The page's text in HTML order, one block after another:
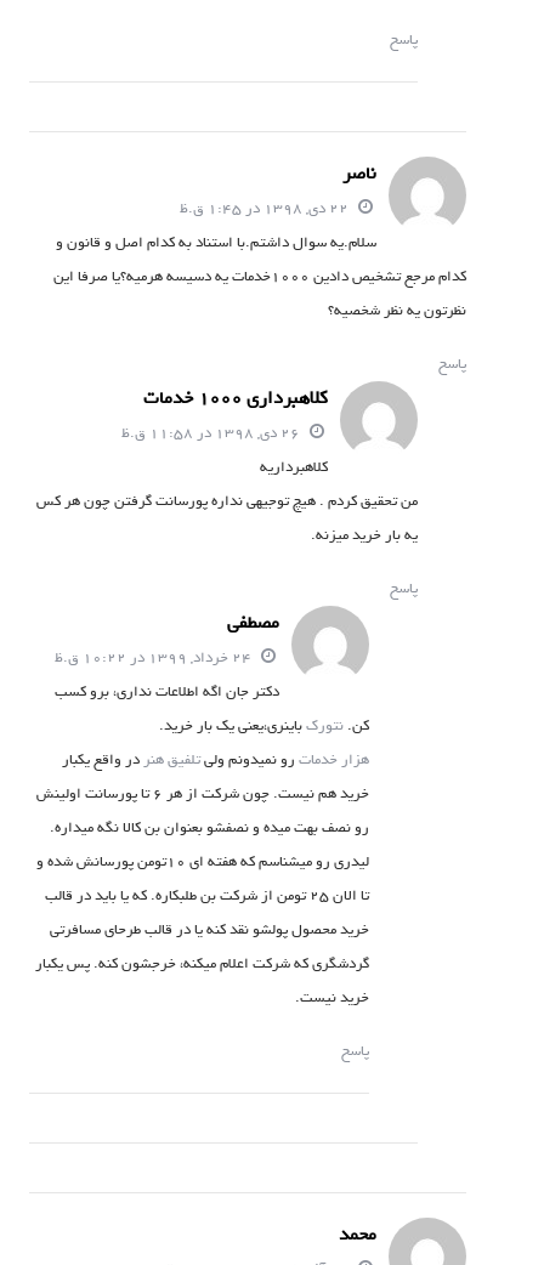
پاسخ
ناصر
سلام.یه سوال داشتم.با استناد به کدام اصل و قانون و
کدام مرجع تشخیص دادین 1000خدمات یه دسیسه هرمیه؟یا صرفا این
نظرتون یه نظر شخصیه؟
پاسخ
کلاهبرداری 1000 خدمات
کلاهبرداریه
من تحقیق کردم . هیچ توجیهی نداره پورسانت گرفتن چون هر کس
یه بار خرید میزنه.
پاسخ
مصطفی
دکتر جان اگه اطلاعات نداری، برو کسب
کن.نتورکباینری،یعنی یک بار خرید.
هزار خدمات رو نمیدونم ولیتلفیق هنر در واقع یکبار
خرید هم نیست. چون شرکت از هر 6 تا پورسانت اولینش
رو نصف بهت میده و نصفشو بعنوان بن کالا نگه میداره.
لیدری رو میشناسم که هفته ای 10تومن پورسانش شده و
تا الان 25 تومن از شرکت بن طلبکاره. که یا باید در قالب
خرید محصول پولشو نقد کنه یا در قالب طرحای مسافرتی
گردشگری که شرکت اعلام میکنه، خرجشون کنه. پس یکبار
خرید نیست.
پاسخ
محمد